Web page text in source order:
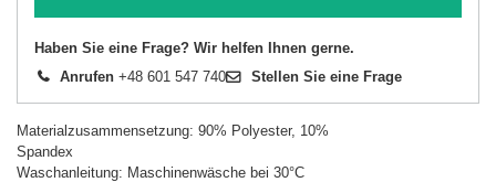
Haben Sie eine Frage? Wir helfen Ihnen gerne.
Anrufen +48 601 547 740 Stellen Sie eine Frage
Materialzusammensetzung: 90% Polyester, 10%
Spandex
Waschanleitung: Maschinenwäsche bei 30°C